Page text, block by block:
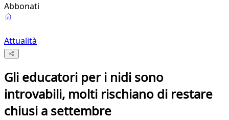
Abbonati
Attualità
Gli educatori per i nidi sono
introvabili, molti rischiano di restare
chiusi a settembre